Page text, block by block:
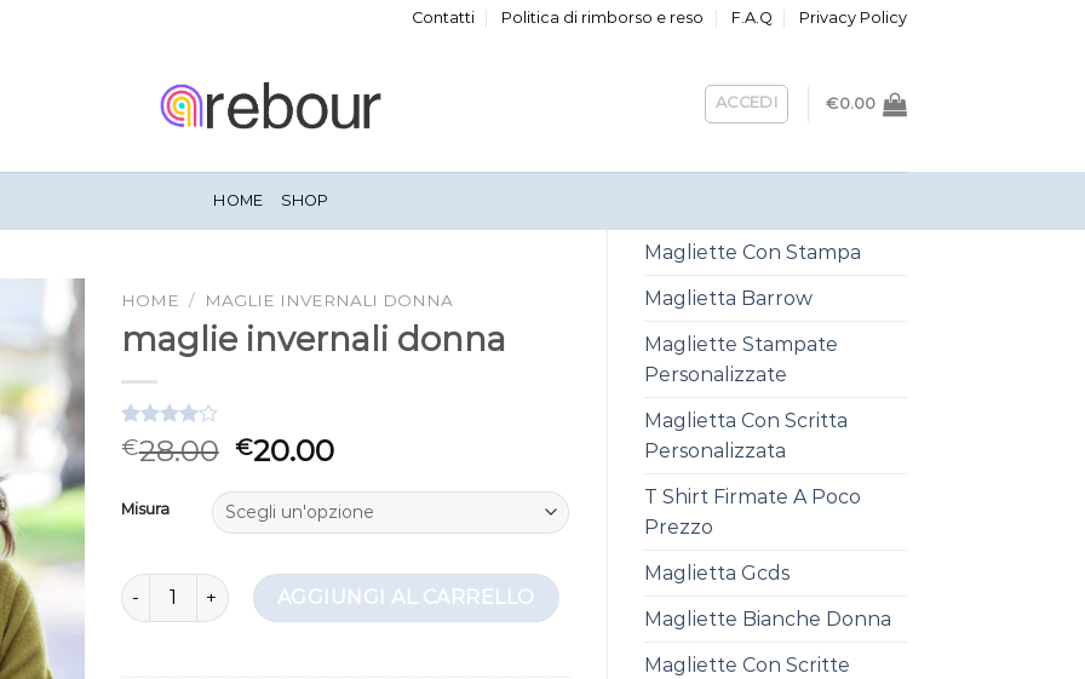
Contatti Politica di rimborso e reso F.A.Q Privacy Policy
ACCEDI €0.00
HOME SHOP
Magliette Con Stampa
Maglietta Barrow
Magliette Stampate
Personalizzate
Maglietta Con Scritta
Personalizzata
T Shirt Firmate A Poco
Prezzo
Maglietta Gcds
Magliette Bianche Donna
Magliette Con Scritte
HOME / MAGLIE INVERNALI DONNA
maglie invernali donna
Valutato
4.00su
base di
3
recensioni
€28.00 €20.00
Misura
maglie invernali donna quantitàAGGIUNGI AL CARRELLO